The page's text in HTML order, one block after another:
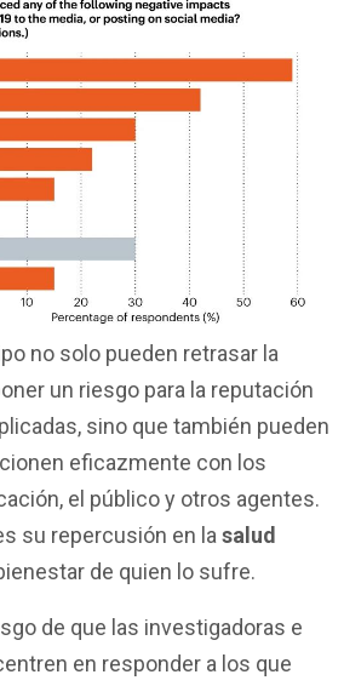
no solo pueden retrasar la
un riesgo para la reputación
sino que también pueden
eficazmente con los
el público y otros agentes.
su repercusión en lasalud
de quien lo sufre.
de que las investigadoras e
en responder a los que